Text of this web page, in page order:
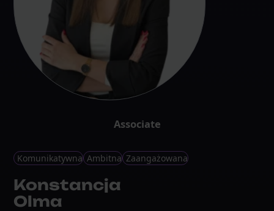
Associate
Komunikatywna Ambitna Zaangażowana
Konstancja
Olma